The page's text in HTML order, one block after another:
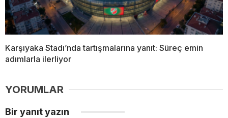
Karşıyaka Stadı’nda tartışmalarına yanıt: Süreç emin
adımlarla ilerliyor
YORUMLAR
Bir yanıt yazın